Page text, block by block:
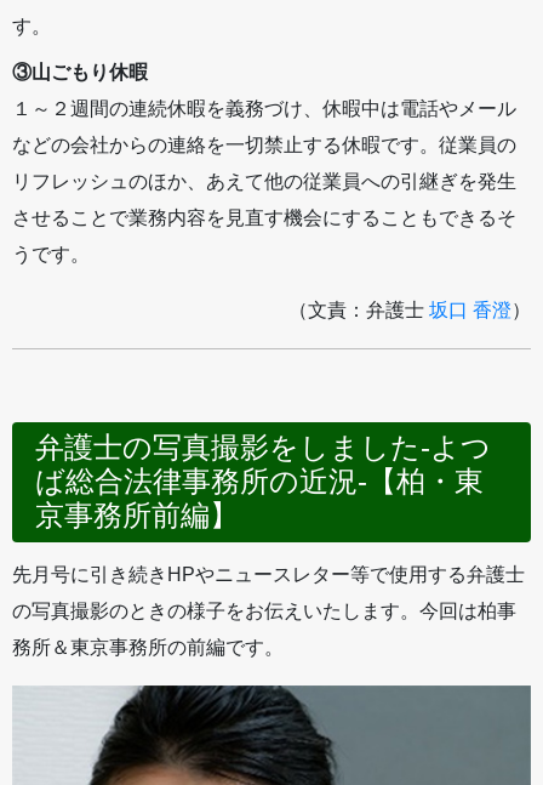
す。
③山ごもり休暇
１～２週間の連続休暇を義務づけ、休暇中は電話やメール
などの会社からの連絡を一切禁止する休暇です。従業員の
リフレッシュのほか、あえて他の従業員への引継ぎを発生
させることで業務内容を見直す機会にすることもできるそ
うです。
（文責：弁護士 坂口 香澄）
弁護士の写真撮影をしました-よつ
ば総合法律事務所の近況-【柏・東
京事務所前編】
先月号に引き続きHPやニュースレター等で使用する弁護士
の写真撮影のときの様子をお伝えいたします。今回は柏事
務所＆東京事務所の前編です。